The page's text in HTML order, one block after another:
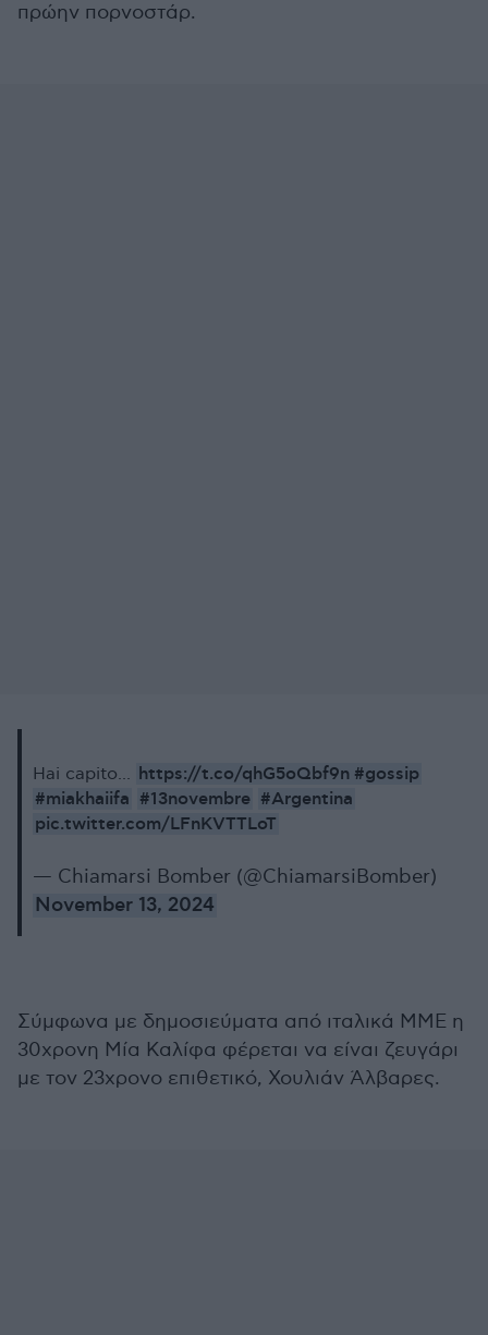
πρώην πορνοστάρ.
Hai capito... https://t.co/qhG5oQbf9n #gossip
#miakhaiifa #13novembre #Argentina
pic.twitter.com/LFnKVTTLoT
— Chiamarsi Bomber (@ChiamarsiBomber)
November 13, 2024
Σύμφωνα με δημοσιεύματα από ιταλικά ΜΜΕ η
30χρονη Μία Καλίφα φέρεται να είναι ζευγάρι
με τον 23χρονο επιθετικό, Χουλιάν Άλβαρες.